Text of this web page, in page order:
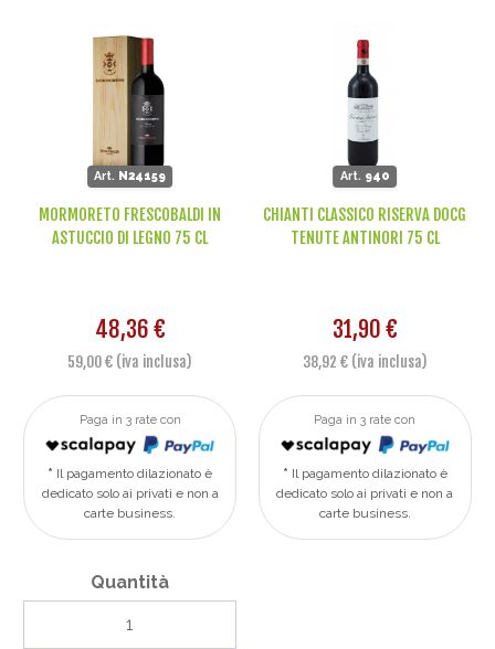
Art. N24159
MORMORETO FRESCOBALDI IN
ASTUCCIO DI LEGNO 75 CL
48,36 €
59,00 € (iva inclusa)
Paga in 3 rate con
Il pagamento dilazionato è
dedicato solo ai privati e non a
carte business.
Quantità
Art. 940
CHIANTI CLASSICO RISERVA DOCG
TENUTE ANTINORI 75 CL
31,90 €
38,92 € (iva inclusa)
Paga in 3 rate con
Il pagamento dilazionato è
dedicato solo ai privati e non a
carte business.